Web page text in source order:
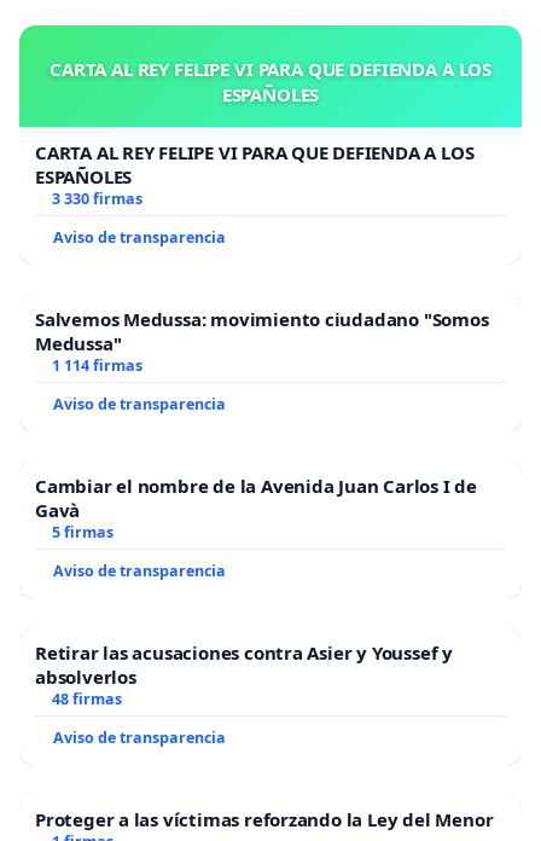
CARTA AL REY FELIPE VI PARA QUE DEFIENDA A LOS
ESPAÑOLES
CARTA AL REY FELIPE VI PARA QUE DEFIENDA A LOS
ESPAÑOLES
3 330 firmas
Aviso de transparencia
Salvemos Medussa: movimiento ciudadano "Somos
Medussa"
1 114 firmas
Aviso de transparencia
Cambiar el nombre de la Avenida Juan Carlos I de
Gavà
5 firmas
Aviso de transparencia
Retirar las acusaciones contra Asier y Youssef y
absolverlos
48 firmas
Aviso de transparencia
Proteger a las víctimas reforzando la Ley del Menor